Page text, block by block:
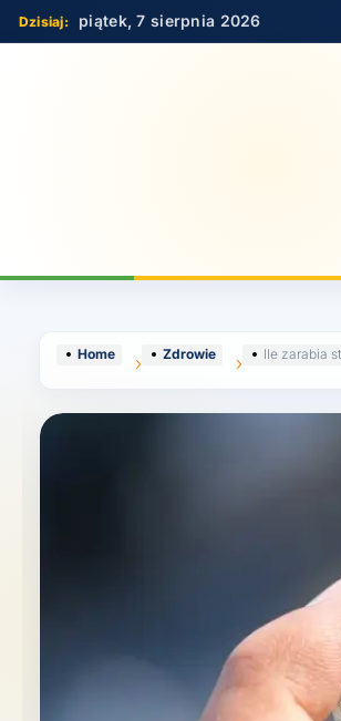
Skip
to
piątek, 7 sierpnia 2026
Home Zdrowie Ile zarabia